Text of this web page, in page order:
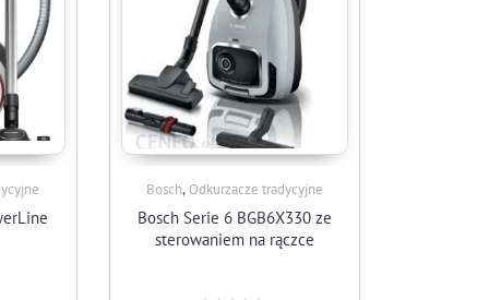
Bosch, Odkurzacze tradycyjne
Bosch Serie 6 BGB6X330 ze
sterowaniem na rączce